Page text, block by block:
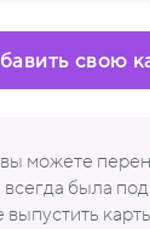
вы можете
была
свою